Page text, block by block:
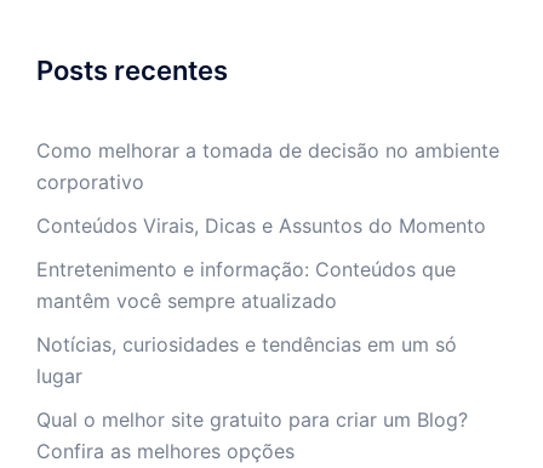
Posts recentes
Como melhorar a tomada de decisão no ambiente
corporativo
Conteúdos Virais, Dicas e Assuntos do Momento
Entretenimento e informação: Conteúdos que
mantêm você sempre atualizado
Notícias, curiosidades e tendências em um só
lugar
Qual o melhor site gratuito para criar um Blog?
Confira as melhores opções